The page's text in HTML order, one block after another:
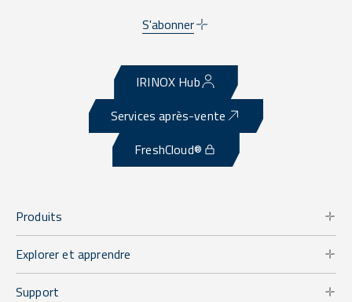
S'abonner
IRINOX Hub
Services après-vente
FreshCloud®
Produits
Explorer et apprendre
Support